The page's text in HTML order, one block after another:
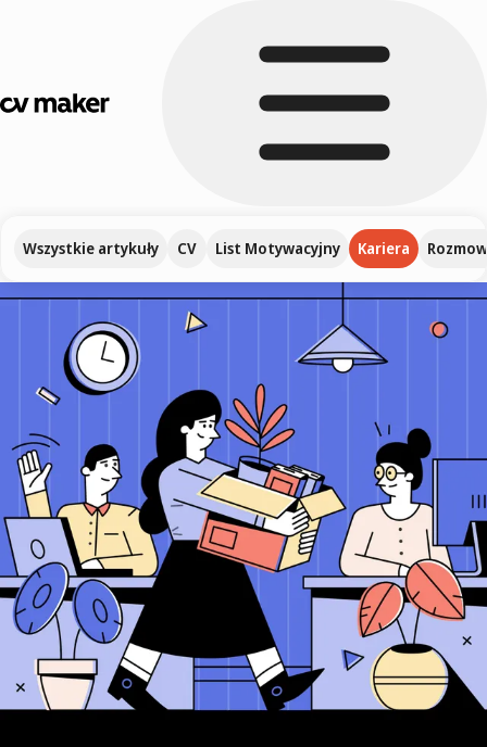
Wszystkie artykuły CV List Motywacyjny Kariera